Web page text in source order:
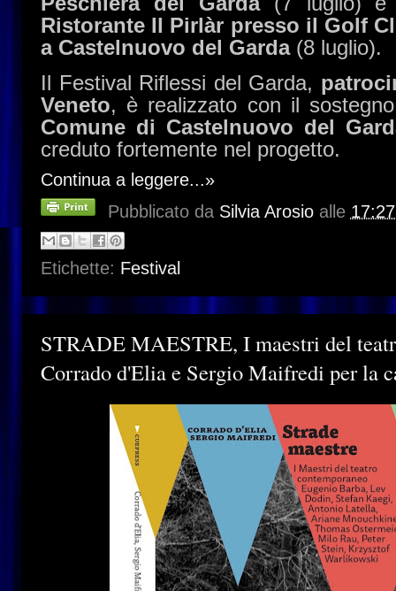
Ristorante Il Pirlàr presso il Golf
a Castelnuovo del Garda (8 luglio).
Il Festival Riflessi del Garda,
Veneto, è realizzato con il
Comune di Castelnuovo del
creduto fortemente nel progetto.
Continua a leggere...»
Pubblicato da Silvia Arosio alle
Etichette: Festival
STRADE MAESTRE, I maestri del
Corrado d'Elia e Sergio Maifredi per la